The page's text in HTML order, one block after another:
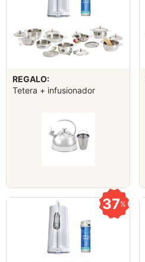
REGALO:
Tetera + infusionador
37%